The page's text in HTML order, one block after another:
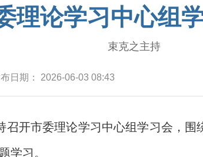
理论学习中心组
束克之主持
日期： 2026-06-03 08:43
召开市委理论学习中心组学习会，
学习。